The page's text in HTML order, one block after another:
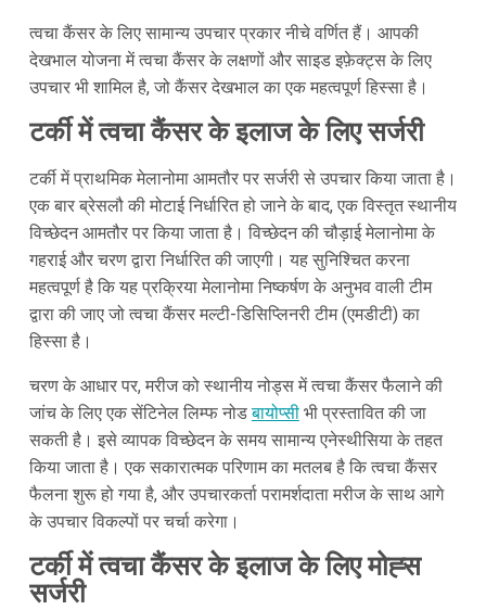
त्वचा कैंसर के लिए सामान्य उपचार प्रकार नीचे वर्णित हैं। आपकी
देखभाल योजना में त्वचा कैंसर के लक्षणों और साइड इफ़ेक्ट्स के लिए
उपचार भी शामिल है, जो कैंसर देखभाल का एक महत्वपूर्ण हिस्सा है।
टर्की में त्वचा कैंसर के इलाज के लिए सर्जरी
टर्की में प्राथमिक मेलानोमा आमतौर पर सर्जरी से उपचार किया जाता है।
एक बार ब्रेसलौ की मोटाई निर्धारित हो जाने के बाद, एक विस्तृत स्थानीय
विच्छेदन आमतौर पर किया जाता है। विच्छेदन की चौड़ाई मेलानोमा के
गहराई और चरण द्वारा निर्धारित की जाएगी। यह सुनिश्चित करना
महत्वपूर्ण है कि यह प्रक्रिया मेलानोमा निष्कर्षण के अनुभव वाली टीम
द्वारा की जाए जो त्वचा कैंसर मल्टी-डिसिप्लिनरी टीम (एमडीटी) का
हिस्सा है।
चरण के आधार पर, मरीज को स्थानीय नोड्स में त्वचा कैंसर फैलाने की
जांच के लिए एक सेंटिनेल लिम्फ नोडबायोप्सीभी प्रस्तावित की जा
सकती है। इसे व्यापक विच्छेदन के समय सामान्य एनेस्थीसिया के तहत
किया जाता है। एक सकारात्मक परिणाम का मतलब है कि त्वचा कैंसर
फैलना शुरू हो गया है, और उपचारकर्ता परामर्शदाता मरीज के साथ आगे
के उपचार विकल्पों पर चर्चा करेगा।
टर्की में त्वचा कैंसर के इलाज के लिए मोह्स
सर्जरी